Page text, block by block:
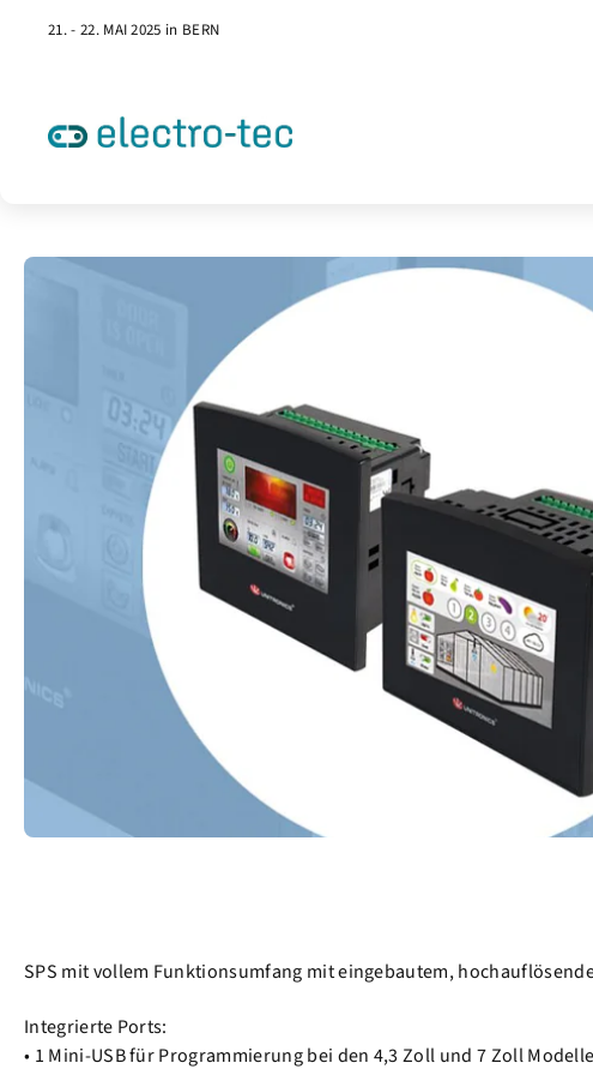
21. - 22. MAI 2025 in BERN
SPS mit vollem Funktionsumfang mit eingebautem,
Integrierte Ports:
• 1 Mini-USB für Programmierung bei den 4,3 Zoll und 7 Zoll